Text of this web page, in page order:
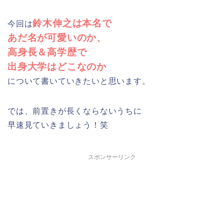
今回は鈴木伸之は本名で
あだ名が可愛いのか、
高身長＆高学歴で
出身大学はどこなのか
について書いていきたいと思います。
では、前置きが長くならないうちに
早速見ていきましょう！笑
スポンサーリンク